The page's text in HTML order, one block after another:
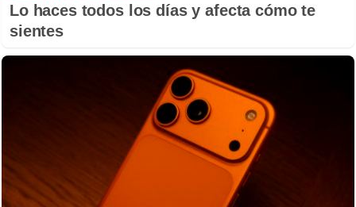
Lo haces todos los días y afecta cómo te
sientes